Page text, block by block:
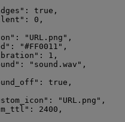
: true
: 0
: " URL.png "
: "#FF0011 "
: 1
: " sound.wav "
: true
: " URL.png "
: 2400